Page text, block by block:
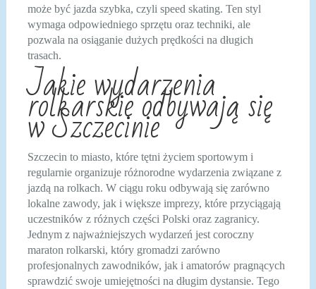
może być jazda szybka, czyli speed skating. Ten styl
wymaga odpowiedniego sprzętu oraz techniki, ale
pozwala na osiąganie dużych prędkości na długich
trasach.
Jakie wydarzenia
rolkarskie odbywają się
w Szczecinie
Szczecin to miasto, które tętni życiem sportowym i
regularnie organizuje różnorodne wydarzenia związane z
jazdą na rolkach. W ciągu roku odbywają się zarówno
lokalne zawody, jak i większe imprezy, które przyciągają
uczestników z różnych części Polski oraz zagranicy.
Jednym z najważniejszych wydarzeń jest coroczny
maraton rolkarski, który gromadzi zarówno
profesjonalnych zawodników, jak i amatorów pragnących
sprawdzić swoje umiejętności na długim dystansie. Tego